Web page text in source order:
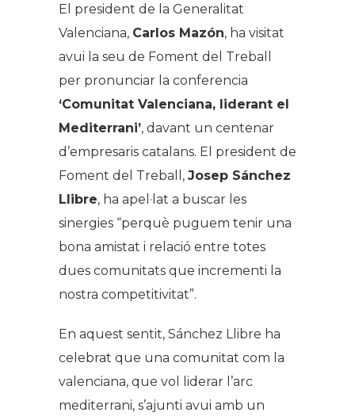
El president de la Generalitat
Valenciana, Carlos Mazón, ha visitat
avui la seu de Foment del Treball
per pronunciar la conferencia
‘Comunitat Valenciana, liderant el
Mediterrani’, davant un centenar
d’empresaris catalans. El president de
Foment del Treball, Josep Sánchez
Llibre, ha apel·lat a buscar les
sinergies “perquè puguem tenir una
bona amistat i relació entre totes
dues comunitats que incrementi la
nostra competitivitat”.
En aquest sentit, Sánchez Llibre ha
celebrat que una comunitat com la
valenciana, que vol liderar l’arc
mediterrani, s’ajunti avui amb un